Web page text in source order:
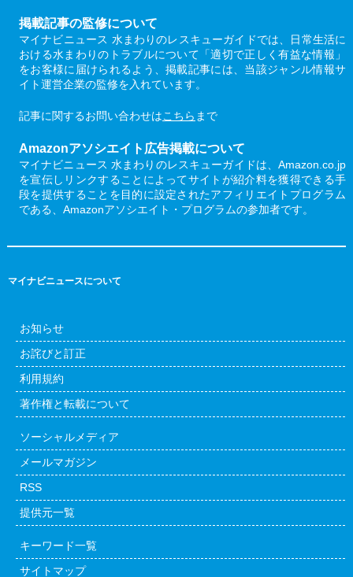
掲載記事の監修について
マイナビニュース 水まわりのレスキューガイドでは、日常生活に
おける水まわりのトラブルについて「適切で正しく有益な情報」
をお客様に届けられるよう、掲載記事には、当該ジャンル情報サ
イト運営企業の監修を入れています。
記事に関するお問い合わせはこちら まで
Amazonアソシエイト広告掲載について
マイナビニュース 水まわりのレスキューガイドは、Amazon.co.jp
を宣伝しリンクすることによってサイトが紹介料を獲得できる手
段を提供することを目的に設定されたアフィリエイトプログラム
である、Amazonアソシエイト・プログラムの参加者です。
マイナビニュースについて
お知らせ
お詫びと訂正
利用規約
著作権と転載について
ソーシャルメディア
メールマガジン
RSS
提供元一覧
キーワード一覧
サイトマップ